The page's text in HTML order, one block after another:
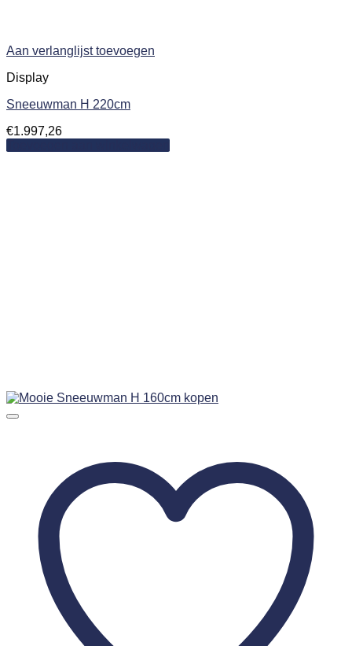
Aan verlanglijst toevoegen
Display
Sneeuwman H 220cm
€1.997,26